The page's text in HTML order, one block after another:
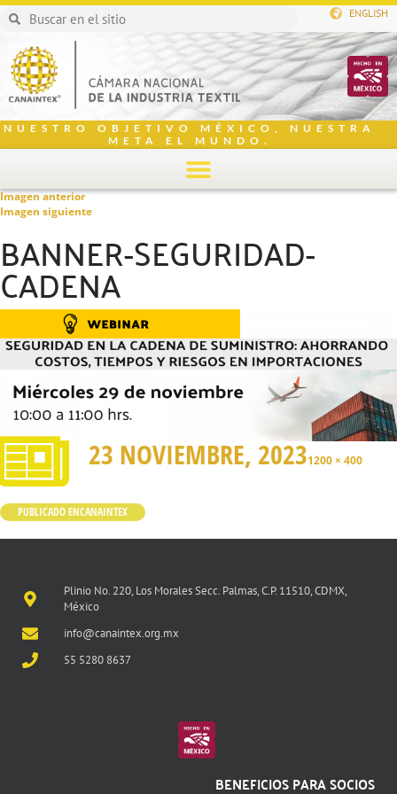
ENGLISH
NUESTRO OBJETIVO MÉXICO, NUESTRA
META EL MUNDO.
Imagen anterior
Imagen siguiente
BANNER-SEGURIDAD-
CADENA
23 NOVIEMBRE, 20231200 × 400
PUBLICADO ENCANAINTEX
Plinio No. 220, Los Morales Secc. Palmas, C.P. 11510, CDMX,
México
info@canaintex.org.mx
55 5280 8637
BENEFICIOS PARA SOCIOS